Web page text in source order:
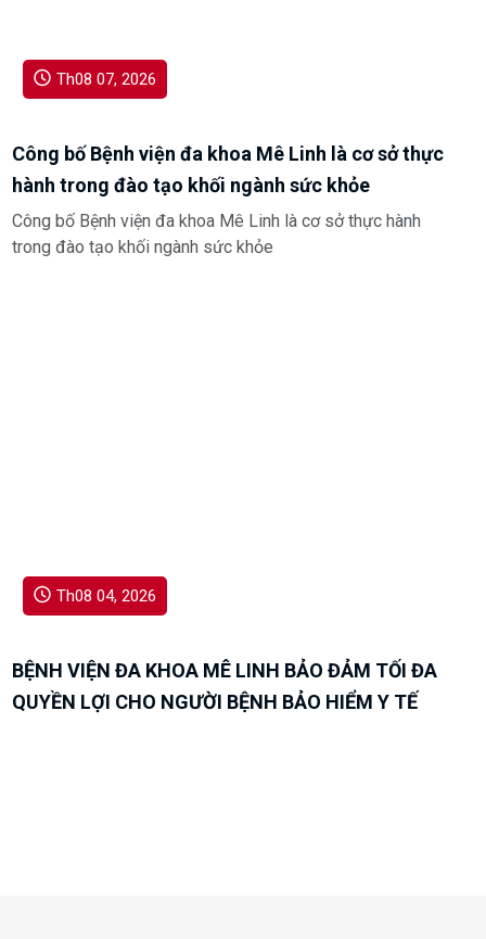
Th08 07, 2026
Công bố Bệnh viện đa khoa Mê Linh là cơ sở thực
hành trong đào tạo khối ngành sức khỏe
Công bố Bệnh viện đa khoa Mê Linh là cơ sở thực hành
trong đào tạo khối ngành sức khỏe
Th08 04, 2026
BỆNH VIỆN ĐA KHOA MÊ LINH BẢO ĐẢM TỐI ĐA
QUYỀN LỢI CHO NGƯỜI BỆNH BẢO HIỂM Y TẾ